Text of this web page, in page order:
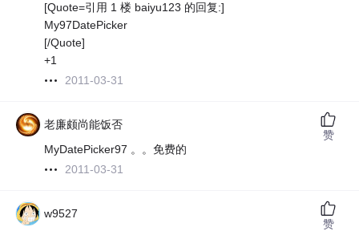
[Quote=引用 1 楼 baiyu123 的回复:]
My97DatePicker
[/Quote]
+1
2011-03-31
老廉颇尚能饭否
MyDatePicker97 。。免费的
2011-03-31
赞
w9527
赞